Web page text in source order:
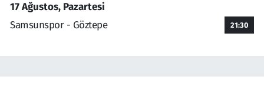
17 Ağustos, Pazartesi
Samsunspor - Göztepe
21:30